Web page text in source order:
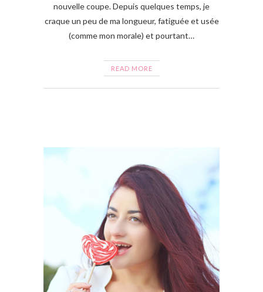
nouvelle coupe. Depuis quelques temps, je
craque un peu de ma longueur, fatiguée et usée
(comme mon morale) et pourtant…
READ MORE